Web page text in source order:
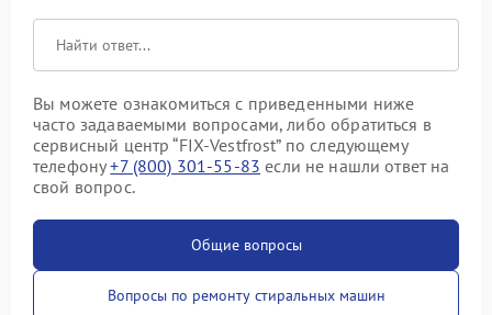
Вы можете ознакомиться с приведенными ниже
часто задаваемыми вопросами, либо обратиться в
сервисный центр “FIX-Vestfrost” по следующему
телефону+7 (800) 301-55-83 если не нашли ответ на
свой вопрос.
Общие вопросы
Вопросы по ремонту стиральных машин